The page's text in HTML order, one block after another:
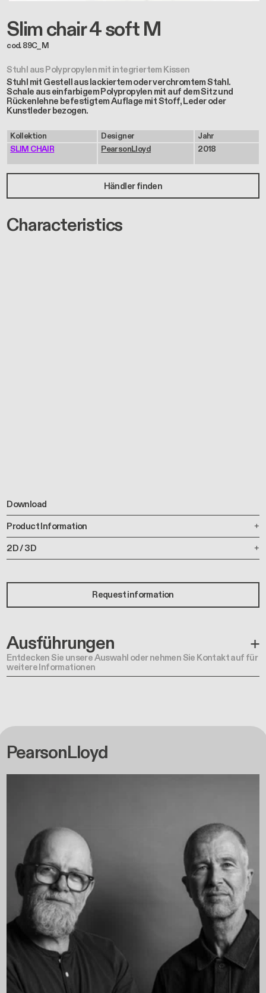
Slim chair 4 soft M
cod. 89C_M
Stuhl aus Polypropylen mit integriertem Kissen
Stuhl mit Gestell aus lackiertem oder verchromtem Stahl.
Schale aus einfarbigem Polypropylen mit auf dem Sitz und
Rückenlehne befestigtem Auflage mit Stoff, Leder oder
Kunstleder bezogen.
Kollektion
SLIM CHAIR
Designer
PearsonLloyd
Jahr
2018
Händler finden
Characteristics
Download
Product Information
2D / 3D
Request information
Ausführungen
Entdecken Sie unsere Auswahl oder nehmen Sie Kontakt auf für
weitere Informationen
PearsonLloyd